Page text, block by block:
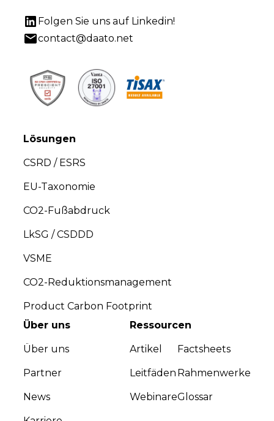
Lösungen
CSRD / ESRS
EU-Taxonomie
CO2-Fußabdruck
LkSG / CSDDD
VSME
CO2-Reduktionsmanagement
Product Carbon Footprint
Über uns
Partner
News
Karriere
Nachhaltigkeit
Artikel
Leitfäden
Webinare
Rahmenwerke
Glossar